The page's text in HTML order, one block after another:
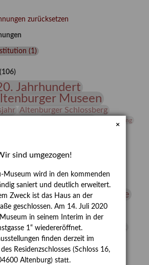
zurücksetzen
(1 )
Jahrhundert
Museen
Altenburger Schlossberg
Asta Gröting
von Lindenau
Kunst
Enteignung
Erlebnisportal estrusker Exlibris
Festrede Florenz Fotografie
Antike und heute
Preis
Gerhard Kurt Müller
griechische Mythologie
Heinrich Kirchhoff Heldinnen
Insekten
×
sind umgezogen!
Museum wird in den kommenden
saniert und deutlich erweitert.
Zweck ist das Haus an der
geschlossen. Am 14. Juli 2020
in seinem Interim in der
1“ wiedereröffnet.
finden derzeit im
Residenzschlosses (Schloss 16,
Altenburg) statt.